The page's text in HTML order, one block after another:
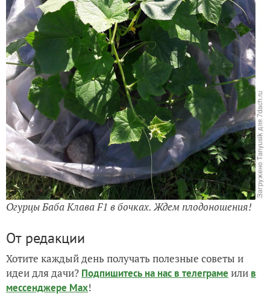
Огурцы Баба Клава F1 в бочках. Ждем плодоношения!
От редакции
Хотите каждый день получать полезные советы и
идеи для дачи? Подпишитесь на нас в телеграме или в
мессенджере Max!